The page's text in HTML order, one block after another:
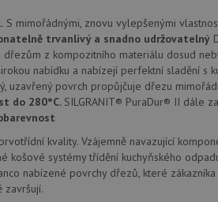
mimořádnými, znovu vylepšenými
trvanlivý a snadno udržovatelný
z kompozitního materiálu dosud
nabídku a nabízejí perfektní sladění s
uzavřený povrch propůjčuje dřezu
do 280°C. SILGRANIT® PuraDur® II dále
kvality. Vzájemně navazující
systémy třídění kuchyňského
nabízené povrchy dřezů, které
završují.
uvedeného webu.
souboru cookie, ale pokud je
cookie relace, bude pravděpodobně
stavu relace.
souboru cookie, ale pokud je
cookie relace, bude pravděpodobně
stavu relace.
nastavuje společnost DoubleClick
Google), aby zjistila, zda prohlížeč
soubory cookie.
nastavuje YouTube ke sledování
videí.